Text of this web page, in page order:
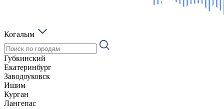
Когалым
Губкинский
Екатеринбург
Заводоуковск
Ишим
Курган
Лангепас